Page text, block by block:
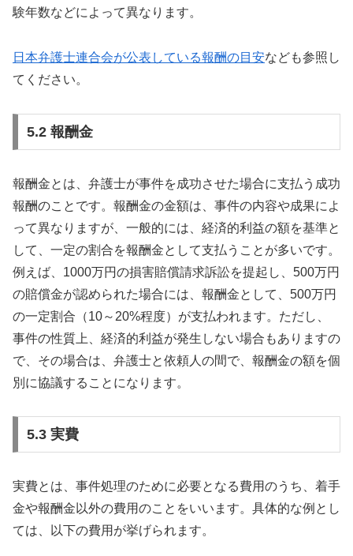
験年数などによって異なります。
日本弁護士連合会が公表している報酬の目安なども参照し
てください。
5.2 報酬金
報酬金とは、弁護士が事件を成功させた場合に支払う成功
報酬のことです。報酬金の金額は、事件の内容や成果によ
って異なりますが、一般的には、経済的利益の額を基準と
して、一定の割合を報酬金として支払うことが多いです。
例えば、1000万円の損害賠償請求訴訟を提起し、500万円
の賠償金が認められた場合には、報酬金として、500万円
の一定割合（10～20%程度）が支払われます。ただし、
事件の性質上、経済的利益が発生しない場合もありますの
で、その場合は、弁護士と依頼人の間で、報酬金の額を個
別に協議することになります。
5.3 実費
実費とは、事件処理のために必要となる費用のうち、着手
金や報酬金以外の費用のことをいいます。具体的な例とし
ては、以下の費用が挙げられます。